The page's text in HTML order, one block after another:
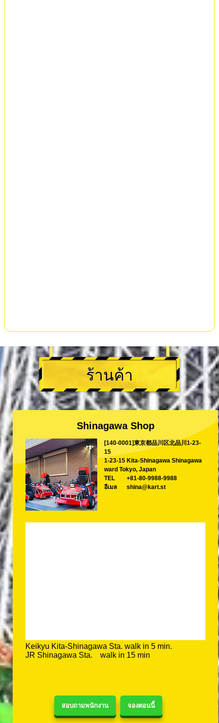
สอบถามพนักงาน จองตอนนี้
ร้านค้า
Shinagawa Shop
[140-0001]東京都品川区北品川1-23-
15
1-23-15 Kita-Shinagawa Shinagawa
ward Tokyo, Japan
TEL
+81-80-9988-9988
อีเมล
shina@kart.st
Keikyu Kita-Shinagawa Sta. walk in 5 min.
JR Shinagawa Sta. walk in 15 min